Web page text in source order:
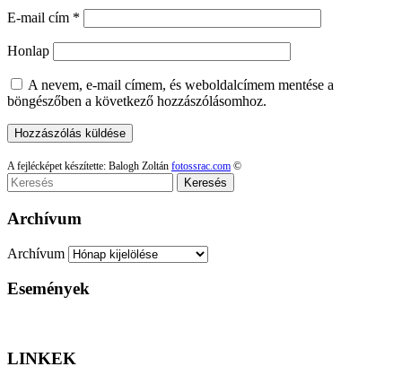
E-mail cím *
Honlap
A nevem, e-mail címem, és weboldalcímem mentése a
böngészőben a következő hozzászólásomhoz.
A fejlécképet készítette: Balogh Zoltán fotossrac.com ©
Keresés
Archívum
Archívum
Események
LINKEK